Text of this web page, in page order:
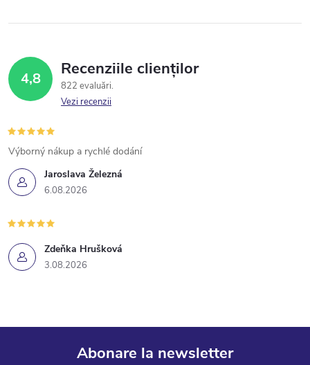
4,8 Recenziile clienților
822 evaluări
Vezi recenzii
Jaroslava Železná
6.08.2026
Výborný nákup a rychlé dodání
Zdeňka Hrušková
3.08.2026
Abonare la newsletter